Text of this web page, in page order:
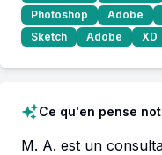
Photoshop
Adobe
Sketch
Adobe XD
Ce qu'en pense
M. A. est un